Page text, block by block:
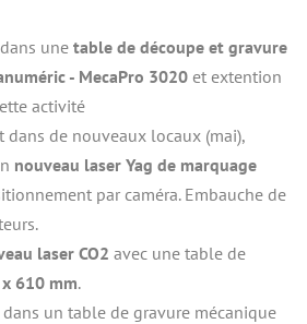
une table de découpe et gravure
- MecaPro 3020 et extention
activité
dans de nouveaux locaux (mai),
nouveau laser Yag de marquage
par caméra. Embauche de
laser CO2 avec une table de
610 mm.
un table de gravure mécanique